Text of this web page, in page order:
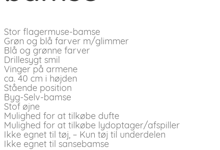
Stor flagermuse-bamse
Grøn og blå farver m/glimmer
Blå og grønne farver
Drillesygt smil
Vinger på armene
ca. 40 cm i højden
Stående position
Byg-Selv-bamse
Stof øjne
Mulighed for at tilkøbe dufte
Mulighed for at tilkøbe lydoptager/afspiller
Ikke egnet til tøj, – Kun tøj til underdelen
Ikke egnet til sansebamse